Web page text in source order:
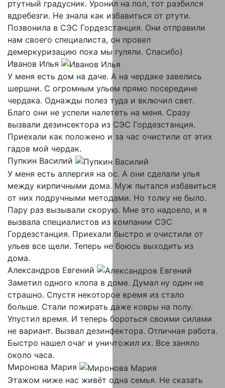
ртутный градусник. Уронил на пол, тот разбился
вдребезги. Не знала как избавиться от ртути.
Позвонила в СЭС Гордезстанция. Они отправили
нам своего специалиста, он провел
демеркуризацию пока мы гуляли. Спасибо)
Иванов Илья
У меня есть дом на даче. А на чердаке завелись
шершни. С огромным ульем прямо посередине
чердака. Однажды полез туда и включил свет.
Благо они не успели налететь на меня. Сразу
вызвали дезинсектора из СЭС Гордезстанция.
Приехали как положено и за час очистили от этих
гадов мой чердак.
Пупкин Василий
У меня есть аллергия на ос. А они сделали улья
между кирпичными дома. Муж пытался избавиться
от них подручными методами. Но толку не было.
Пару раз вызывали скорую. Мне это надоело, и я
вызвала специалистов из компании СЭС
Гордезстанция. Приехали быстро и очистили от
ульев все щели. Теперь не боюсь выходить из
дома.
Александров Евгений
Заметил одного клопа в доме. Думал ну один не
страшно. Спустя некоторое время из стало
больше. Стали пожирать даже ковры на полу.
Упустил время. И теперь бороться своими силами
не вариант. Вызвал дезинфектора. Отличная работа.
Быстро нашел очаг и уничтожил их. Все заняло
около часа.
Миронова Мария
Этажом ниже нас живёт одна семья. Не сказать